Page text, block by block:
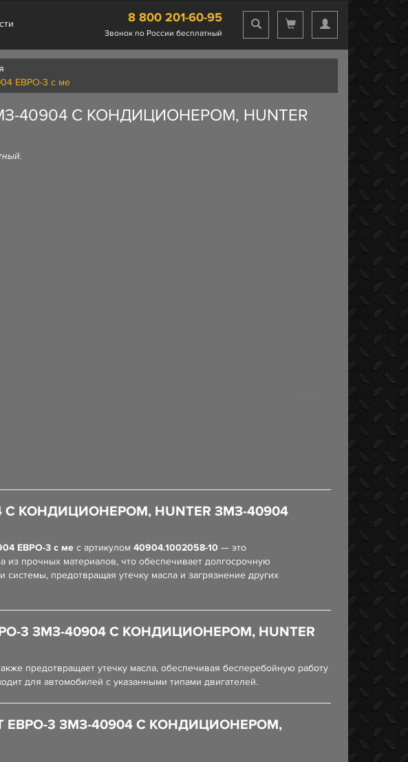
8 800 201-60-95
Звонок по России бесплатный
ЕВРО-3 с ме
40904 С КОНДИЦИОНЕРОМ, HUNTER
КОНДИЦИОНЕРОМ, HUNTER ЗМЗ-40904
ЕВРО-3 с ме с артикулом 40904.1002058-10 — это
из прочных материалов, что обеспечивает долгосрочную
предотвращая утечку масла и загрязнение других
3 ЗМЗ-40904 С КОНДИЦИОНЕРОМ, HUNTER
предотвращает утечку масла, обеспечивая бесперебойную работу
для автомобилей с указанными типами двигателей.
ЕВРО-3 ЗМЗ-40904 С КОНДИЦИОНЕРОМ,